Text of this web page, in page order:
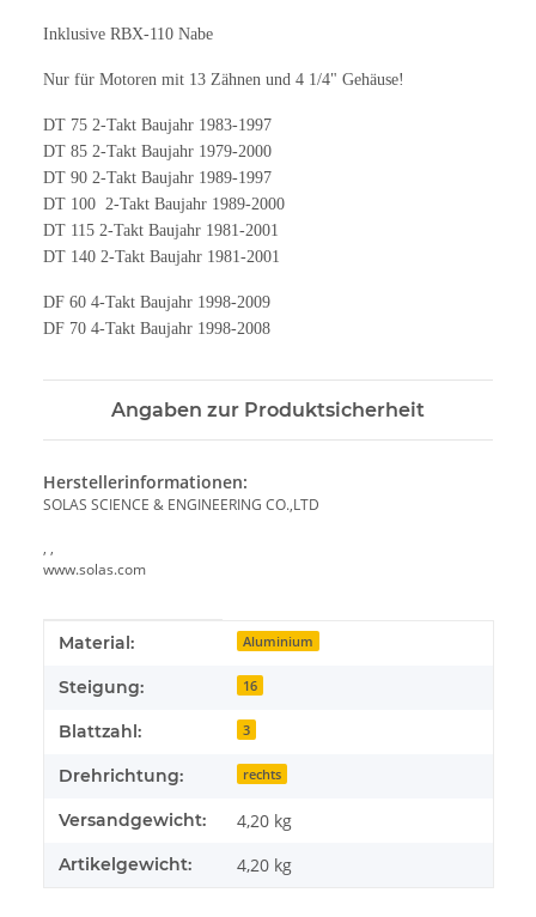
Inklusive RBX-110 Nabe
Nur für Motoren mit 13 Zähnen und 4 1/4" Gehäuse!
DT 75 2-Takt Baujahr 1983-1997
DT 85 2-Takt Baujahr 1979-2000
DT 90 2-Takt Baujahr 1989-1997
DT 100 2-Takt Baujahr 1989-2000
DT 115 2-Takt Baujahr 1981-2001
DT 140 2-Takt Baujahr 1981-2001
DF 60 4-Takt Baujahr 1998-2009
DF 70 4-Takt Baujahr 1998-2008
Angaben zur Produktsicherheit
Herstellerinformationen:
SOLAS SCIENCE & ENGINEERING CO.,LTD
, ,
www.solas.com
Produkteigenschaft
Wert
Material: Aluminium
Steigung: 16
Blattzahl: 3
Drehrichtung: rechts
Versandgewicht: 4,20 kg
Artikelgewicht: 4,20 kg